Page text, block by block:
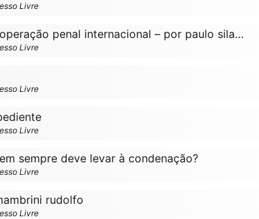
Livre
Níveis dos atos de cooperação penal internacional – por paulo silas taporosky filho
Livre
Livre
Livre
sempre deve levar à condenação?
Livre
rudolfo
Livre